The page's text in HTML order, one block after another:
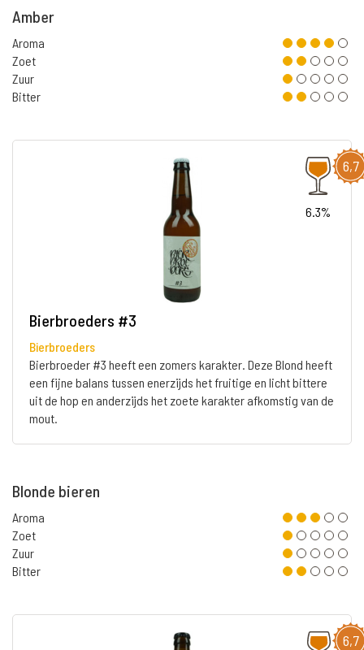
Amber
Aroma
Zoet
Zuur
Bitter
6,7
6.3%
Bierbroeders #3
Bierbroeders
Bierbroeder #3 heeft een zomers karakter. Deze Blond heeft
een fijne balans tussen enerzijds het fruitige en licht bittere
uit de hop en anderzijds het zoete karakter afkomstig van de
mout.
Blonde bieren
Aroma
Zoet
Zuur
Bitter
6,7